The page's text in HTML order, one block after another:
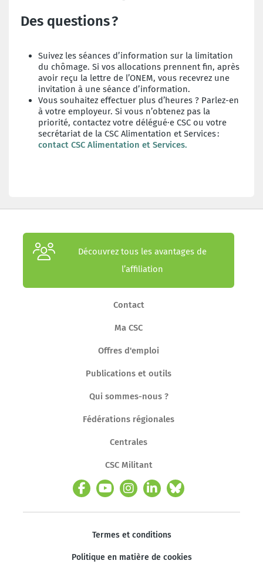
Des questions ?
Suivez les séances d’information sur la limitation
du chômage. Si vos allocations prennent fin, après
avoir reçu la lettre de l’ONEM, vous recevrez une
invitation à une séance d’information.
Vous souhaitez effectuer plus d’heures ? Parlez-en
à votre employeur. Si vous n’obtenez pas la
priorité, contactez votre délégué∙e CSC ou votre
secrétariat de la CSC Alimentation et Services :
contact CSC Alimentation et Services.
Découvrez tous les avantages de
l’affiliation
Contact
Ma CSC
Offres d'emploi
Publications et outils
Qui sommes-nous ?
Fédérations régionales
Centrales
CSC Militant
Termes et conditions
Politique en matière de cookies